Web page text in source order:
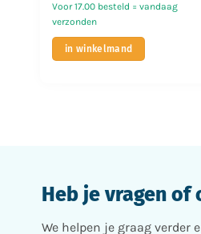
Voor 17.00 besteld = vandaag
verzonden
in winkelmand
Heb je vragen of
We helpen je graag verder